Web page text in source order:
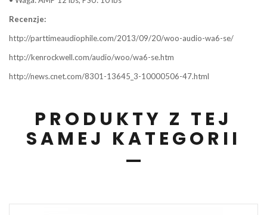
Recenzje:
http://parttimeaudiophile.com/2013/09/20/woo-audio-wa6-se/
http://kenrockwell.com/audio/woo/wa6-se.htm
http://news.cnet.com/8301-13645_3-10000506-47.html
PRODUKTY Z TEJ
SAMEJ KATEGORII